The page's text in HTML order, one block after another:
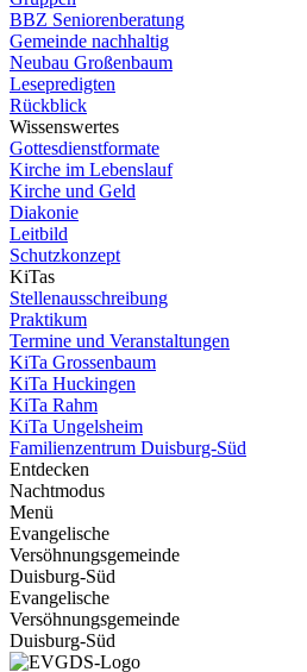
BBZ Seniorenberatung
Gemeinde nachhaltig
Neubau Großenbaum
Lesepredigten
Rückblick
Wissenswertes
Gottesdienstformate
Kirche im Lebenslauf
Kirche und Geld
Diakonie
Leitbild
Schutzkonzept
KiTas
Stellenausschreibung
Praktikum
Termine und Veranstaltungen
KiTa Grossenbaum
KiTa Huckingen
KiTa Rahm
KiTa Ungelsheim
Familienzentrum Duisburg-Süd
Entdecken
Nachtmodus
Menü
Evangelische
Versöhnungsgemeinde
Duisburg-Süd
Evangelische
Versöhnungsgemeinde
Duisburg-Süd